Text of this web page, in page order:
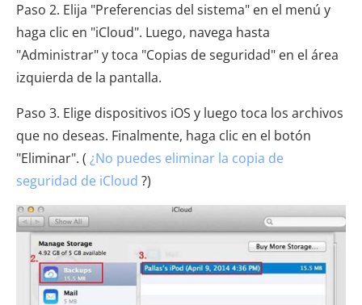
Paso 2. Elija "Preferencias del sistema" en el menú y
haga clic en "iCloud". Luego, navega hasta
"Administrar" y toca "Copias de seguridad" en el área
izquierda de la pantalla.
Paso 3. Elige dispositivos iOS y luego toca los archivos
que no deseas. Finalmente, haga clic en el botón
"Eliminar". ( ¿No puedes eliminar la copia de
seguridad de iCloud ?)